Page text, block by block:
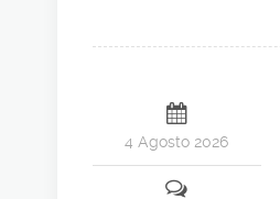
4 Agosto 2026